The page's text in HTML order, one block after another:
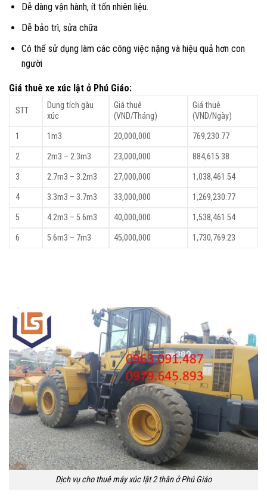
Dễ dàng vận hành, ít tốn nhiên liệu.
Dễ bảo trì, sửa chữa
Có thể sử dụng làm các công việc nặng và hiệu quả hơn con
người
Giá thuê xe xúc lật ở Phú Giáo:
STT
Dung tích gàu
xúc
Giá thuê
(VND/Tháng)
Giá thuê
(VND/Ngày)
1
1m3 20,000,000
769,230.77
2
2m3 – 2.3m3 23,000,000
884,615.38
3
2.7m3 – 3.2m3 27,000,000
1,038,461.54
4
3.3m3 – 3.7m3 33,000,000
1,269,230.77
5
4.2m3 – 5.6m3 40,000,000
1,538,461.54
6
5.6m3 – 7m3 45,000,000 1,730,769.23
Dịch vụ cho thuê máy xúc lật 2 thân ở Phú Giáo